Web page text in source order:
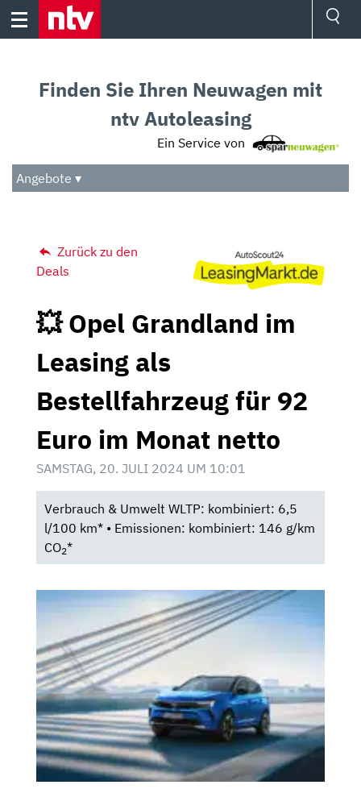
Skip
Audio
Das Beste
Finden Sie Ihren Neuwagen mit
ntv Autoleasing
Ein Service von
Angebote ▾
Zurück zu den
Deals
💥 Opel Grandland im
Leasing als
Bestellfahrzeug für 92
Euro im Monat netto
SAMSTAG, 20. JULI 2024 UM 10:01
Verbrauch & Umwelt WLTP: kombiniert: 6,5
l/100 km* • Emissionen: kombiniert: 146 g/km
CO2*